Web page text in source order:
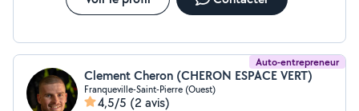
Auto-entrepreneur
Clement Cheron (CHERON ESPACE VERT)
Franqueville-Saint-Pierre (Ouest)
4,5/5 (2 avis)